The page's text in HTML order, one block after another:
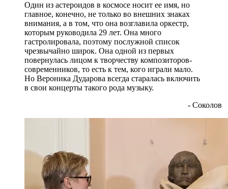
Один из астероидов в космосе носит ее имя, но
главное, конечно, не только во внешних знаках
внимания, а в том, что она возглавила оркестр,
которым руководила 29 лет. Она много
гастролировала, поэтому послужной список
чрезвычайно широк. Она одной из первых
повернулась лицом к творчеству композиторов-
современников, то есть к тем, кого играли мало.
Но Вероника Дударова всегда старалась включить
в свои концерты такого рода музыку.
- Соколов